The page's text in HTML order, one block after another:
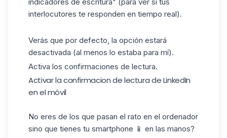
interlocutores te responden en tiempo real).
Verás que por defecto, la opción estará
desactivada (al menos lo estaba para mí).
Activa los confirmaciones de lectura.
Activar la confirmacion de lectura de LinkedIn
en el móvil
No eres de los que pasan el rato en el ordenador
sino que tienes tu smartphone 📱 en las manos?